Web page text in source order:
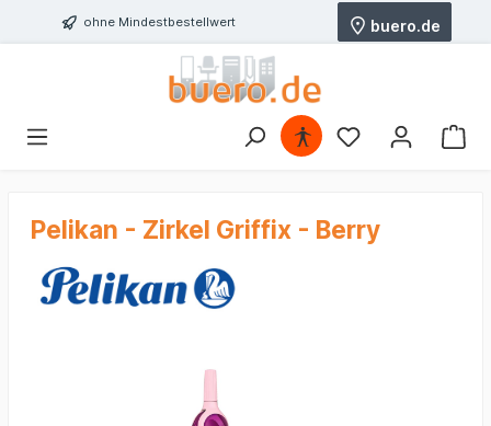
ohne Mindestbestellwert buero.de
Pelikan - Zirkel Griffix - Berry